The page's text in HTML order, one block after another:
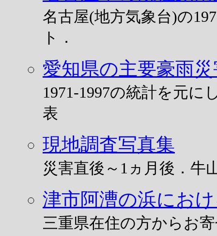
名古屋(地方気象台)の
ト．
愛知県の主要豪雨
1971-1997の統計を元に
表
現地調査写真集
災害直後～1ヵ月後．牛
津市阿漕の浜にお
三重県在住の方からお